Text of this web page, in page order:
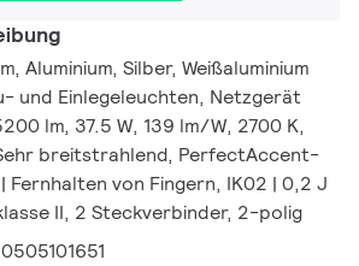
Aluminium, Silber, Weißaluminium
und Einlegeleuchten, Netzgerät
lm, 37.5 W, 139 lm/W, 2700 K,
breitstrahlend, PerfectAccent-
Fernhalten von Fingern, IK02 | 0,2 J
II, 2 Steckverbinder, 2-polig